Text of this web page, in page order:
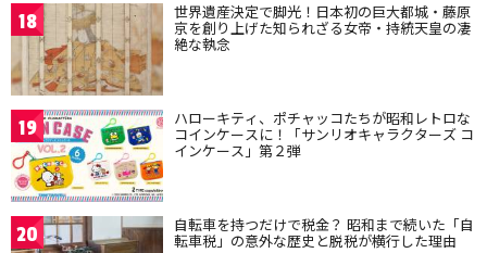
18 世界遺産決定で脚光！日本初の巨大都城・藤原
京を創り上げた知られざる女帝・持統天皇の凄
絶な執念
19 ハローキティ、ポチャッコたちが昭和レトロな
コインケースに！「サンリオキャラクターズ コ
インケース」第２弾
20 自転車を持つだけで税金？ 昭和まで続いた「自
転車税」の意外な歴史と脱税が横行した理由